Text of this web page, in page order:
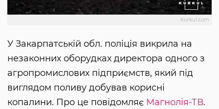
Kurkul.com
У Закарпатській обл. поліція викрила на
незаконних оборудках директора одного з
агропромислових підприємств, який під
виглядом поливу добував корисні
копалини. Про це повідомляє Магнолія-ТВ.